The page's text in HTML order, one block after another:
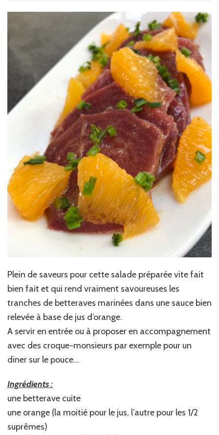
Plein de saveurs pour cette salade préparée vite fait
bien fait et qui rend vraiment savoureuses les
tranches de betteraves marinées dans une sauce bien
relevée à base de jus d’orange.
A servir en entrée ou à proposer en accompagnement
avec des croque-monsieurs par exemple pour un
diner sur le pouce…
Ingrédients :
une betterave cuite
une orange (la moitié pour le jus, l’autre pour les 1/2
suprêmes)